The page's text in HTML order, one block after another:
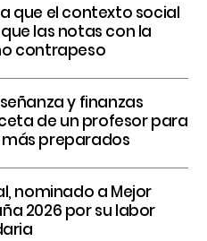
que el contexto social
las notas con la
contrapeso
y finanzas
de un profesor para
preparados
nominado a Mejor
2026 por su labor